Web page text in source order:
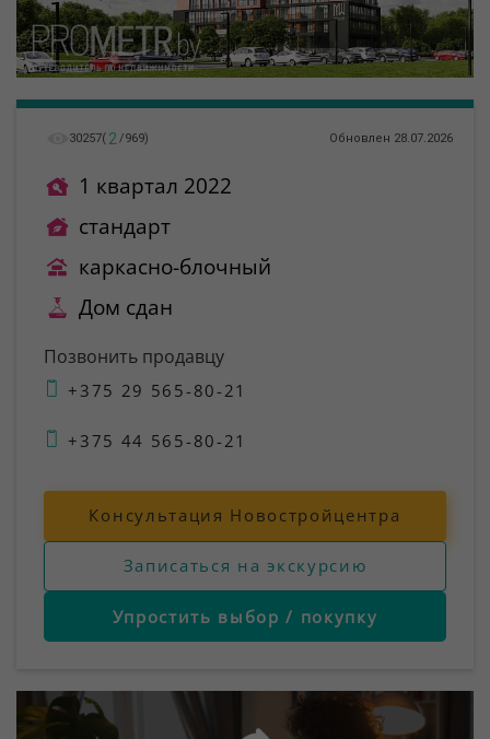
30257( 2 /969) Обновлен 28.07.2026
1 квартал 2022
стандарт
каркасно-блочный
Дом сдан
Позвонить продавцу
+375 29 565-80-21
+375 44 565-80-21
Консультация Новостройцентра
Записаться на экскурсию
Упростить выбор / покупку